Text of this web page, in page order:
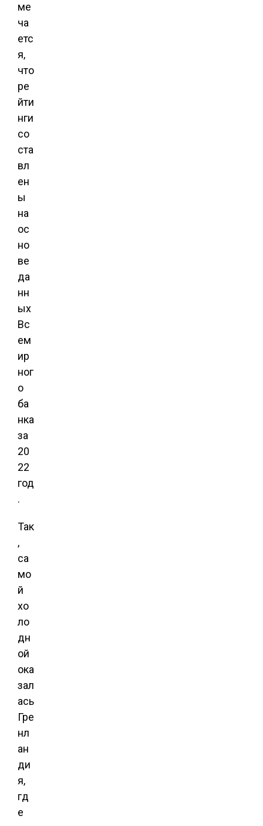
ме
ча
етс
я,
что
ре
йти
нги
со
ста
вл
ен
ы
на
ос
но
ве
да
нн
ых
Вс
ем
ир
ног
о
ба
нка
за
20
22
год
.
Так
,
са
мо
й
хо
ло
дн
ой
ока
зал
ась
Гре
нл
ан
ди
я,
гд
е